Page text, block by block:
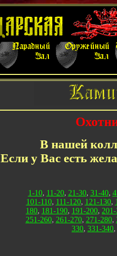
В нашей
Если у Вас есть
1-10, 11-20, 21-30, 31-40,
101-110, 111-120, 121-130,
180, 181-190, 191-200,
251-260, 261-270, 271-280,
330, 331-340,